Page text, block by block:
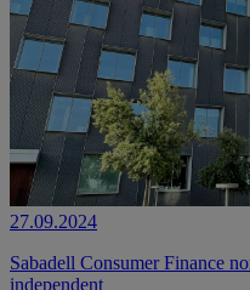
27.09.2024
Sabadell Consumer Finance
independent